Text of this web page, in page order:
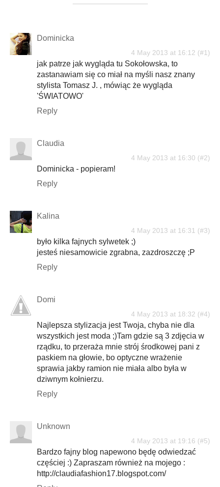
Dominicka
4 May 2013 at 16:12
jak patrze jak wygląda tu Sokołowska, to
zastanawiam się co miał na myśli nasz znany
stylista Tomasz J. , mówiąc że wygląda
'ŚWIATOWO'
Reply
Claudia
4 May 2013 at 16:30
Dominicka - popieram!
Reply
Kalina
4 May 2013 at 16:31
było kilka fajnych sylwetek ;)
jesteś niesamowicie zgrabna, zazdroszczę ;P
Reply
Domi
4 May 2013 at 18:32
Najlepsza stylizacja jest Twoja, chyba nie dla
wszystkich jest moda ;)Tam gdzie są 3 zdjęcia w
rządku, to przeraża mnie strój środkowej pani z
paskiem na głowie, bo optyczne wrażenie
sprawia jakby ramion nie miała albo była w
dziwnym kołnierzu.
Reply
Unknown
4 May 2013 at 19:16
Bardzo fajny blog napewono będę odwiedzać
częściej :) Zapraszam również na mojego :
http://claudiafashion17.blogspot.com/